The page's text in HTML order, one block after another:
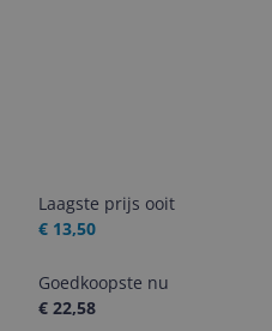
Laagste prijs ooit
€ 13,50
Goedkoopste nu
€ 22,58